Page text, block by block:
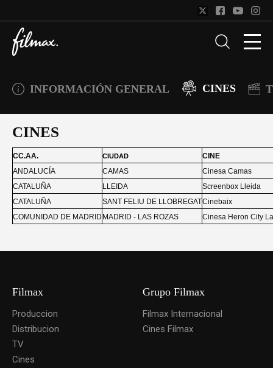
INFORMACIÓN GENERAL CINES
CINES
CC.AA. CIUDAD
CINE
ANDALUCÍA
CAMAS
Cinesa Camas
CATALUÑA
LLEIDA
Screenbox Lleida
CATALUÑA
SANT FELIU DE LLOBREGATCinebaix
COMUNIDAD DE MADRID MADRID - LAS ROZAS Cinesa Heron City
Filmax
Produccion
Distribucion
TV
Cines
Grupo Filmax
Filmax Internacional
Cines Filmax